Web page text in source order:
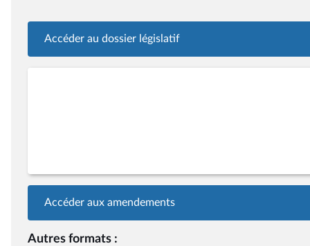
Accéder au dossier législatif
Accéder aux amendements
Autres formats :